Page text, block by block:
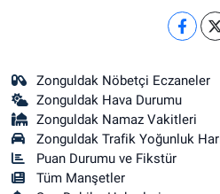
Zonguldak Nöbetçi Eczaneler
Zonguldak Hava Durumu
Zonguldak Namaz Vakitleri
Zonguldak Trafik Yoğunluk
Puan Durumu ve Fikstür
Tüm Manşetler